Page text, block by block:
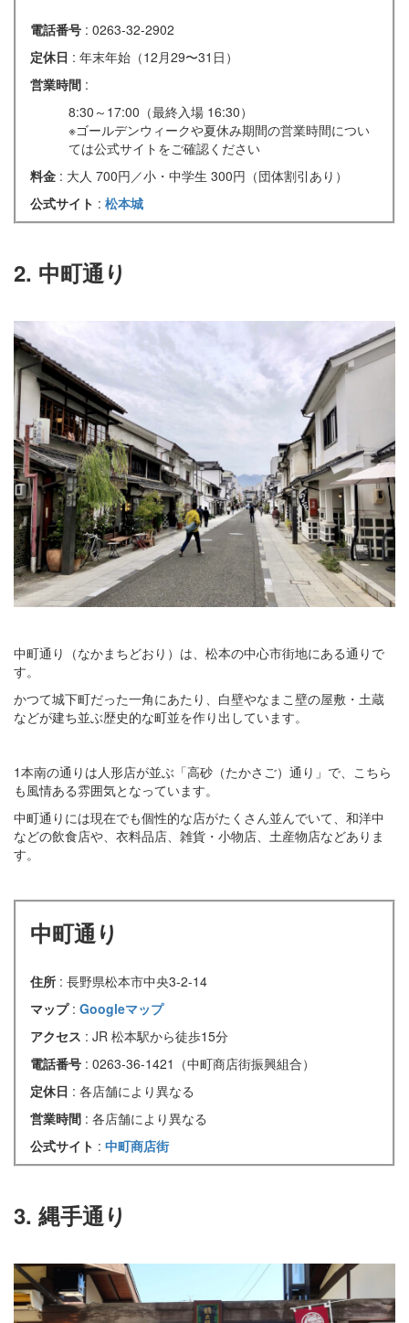
電話番号 : 0263-32-2902
定休日 : 年末年始（12月29〜31日）
営業時間 :
8:30～17:00（最終入場 16:30）
※ゴールデンウィークや夏休み期間の営業時間につい
ては公式サイトをご確認ください
料金 : 大人 700円／小・中学生 300円（団体割引あり）
公式サイト : 松本城
2. 中町通り
中町通り（なかまちどおり）は、松本の中心市街地にある通りで
す。
かつて城下町だった一角にあたり、白壁やなまこ壁の屋敷・土蔵
などが建ち並ぶ歴史的な町並を作り出しています。
1本南の通りは人形店が並ぶ「高砂（たかさご）通り」で、こちら
も風情ある雰囲気となっています。
中町通りには現在でも個性的な店がたくさん並んでいて、和洋中
などの飲食店や、衣料品店、雑貨・小物店、土産物店などありま
す。
中町通り
住所 : 長野県松本市中央3-2-14
マップ : Googleマップ
アクセス : JR 松本駅から徒歩15分
電話番号 : 0263-36-1421（中町商店街振興組合）
定休日 : 各店舗により異なる
営業時間 : 各店舗により異なる
公式サイト : 中町商店街
3. 縄手通り